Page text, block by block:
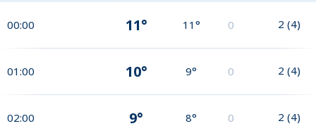
00:00 11° 11° 0 2 (4)
01:00 10° 9° 0 2 (4)
02:00 9° 8° 0 2 (4)